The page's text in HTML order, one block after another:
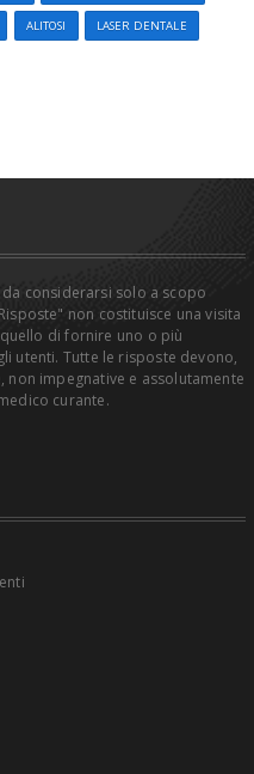
ALITOSI LASER DENTALE
considerarsi solo a scopo
non costituisce una visita
di fornire uno o più
utenti. Tutte le risposte devono,
impegnative e assolutamente
curante.